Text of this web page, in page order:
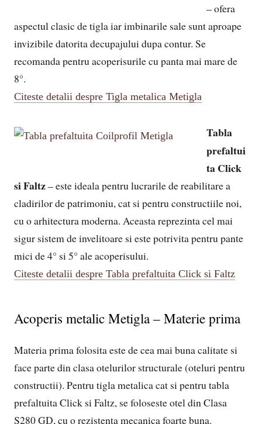
– ofera
aspectul clasic de tigla iar imbinarile sale sunt aproape
invizibile datorita decupajului dupa contur. Se
recomanda pentru acoperisurile cu panta mai mare de
8°.
Citeste detalii despre Tigla metalica Metigla
Tabla
prefaltui
ta Click
si Faltz– este ideala pentru lucrarile de reabilitare a
cladirilor de patrimoniu, cat si pentru constructiile noi,
cu o arhitectura moderna. Aceasta reprezinta cel mai
sigur sistem de invelitoare si este potrivita pentru pante
mici de 4° si 5° ale acoperisului.
Citeste detalii despre Tabla prefaltuita Click si Faltz
Acoperis metalic Metigla – Materie prima
Materia prima folosita este de cea mai buna calitate si
face parte din clasa otelurilor structurale (oteluri pentru
constructii). Pentru tigla metalica cat si pentru tabla
prefaltuita Click si Faltz, se foloseste otel din Clasa
S280 GD, cu o rezistenta mecanica foarte buna.